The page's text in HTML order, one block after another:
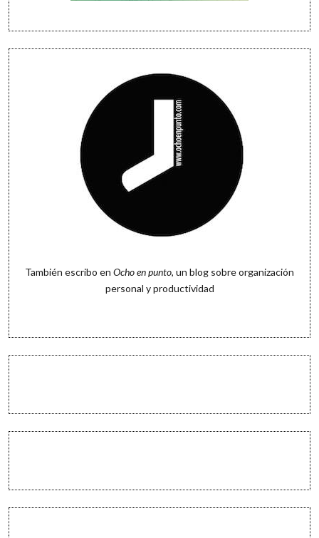
También escribo en Ocho en punto, un blog sobre organización
personal y productividad